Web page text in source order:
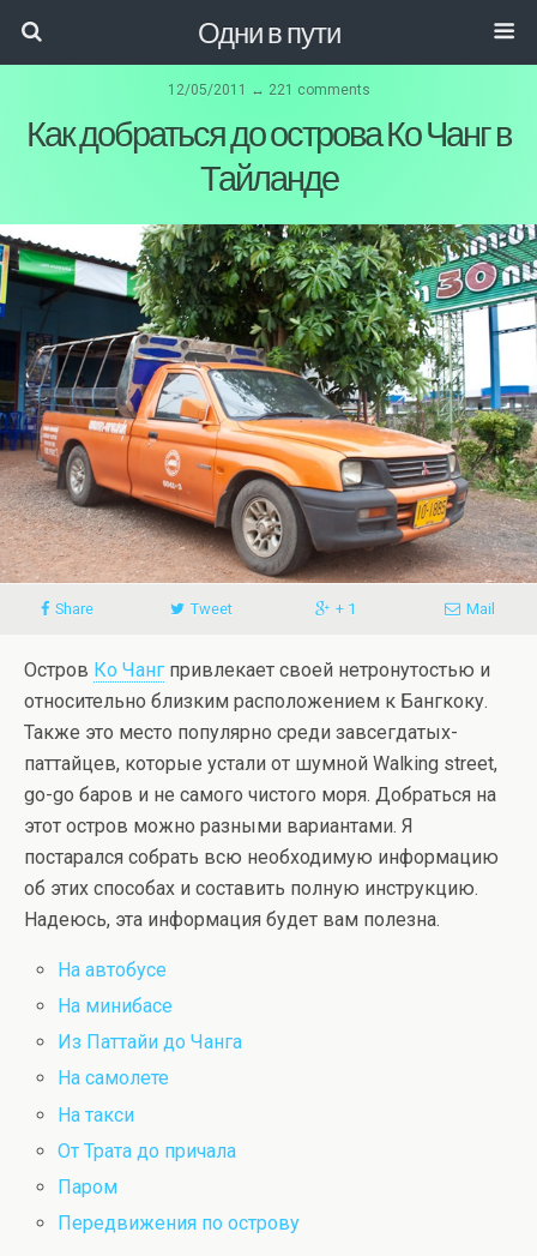
Одни в пути
12/05/2011 ↔ 221 comments
Как добраться до острова Ко Чанг в
Тайланде
Share Tweet + 1 Mail
Остров Ко Чанг привлекает своей нетронутостью и
относительно близким расположением к Бангкоку.
Также это место популярно среди завсегдатых-
паттайцев, которые устали от шумной Walking street,
go-go баров и не самого чистого моря. Добраться на
этот остров можно разными вариантами. Я
постарался собрать всю необходимую информацию
об этих способах и составить полную инструкцию.
Надеюсь, эта информация будет вам полезна.
На автобусе
На минибасе
Из Паттайи до Чанга
На самолете
На такси
От Трата до причала
Паром
Передвижения по острову